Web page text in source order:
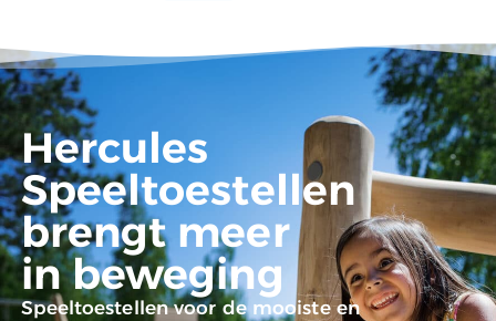
Hercules
Speeltoestellen
brengt meer
in beweging
Speeltoestellen voor de mooiste en